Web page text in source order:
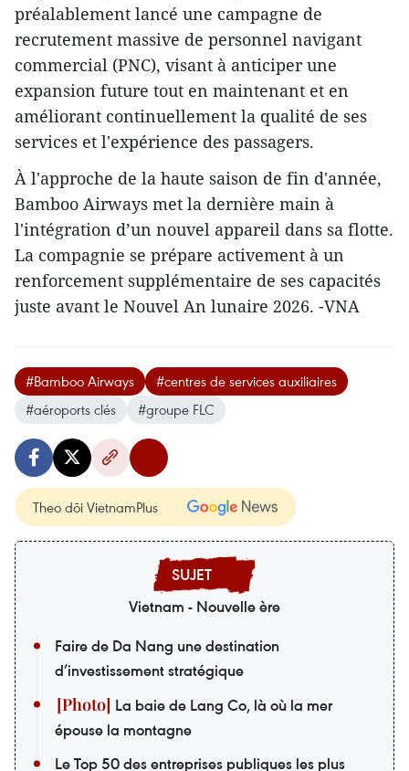
préalablement lancé une campagne de
recrutement massive de personnel navigant
commercial (PNC), visant à anticiper une
expansion future tout en maintenant et en
améliorant continuellement la qualité de ses
services et l'expérience des passagers.
À l'approche de la haute saison de fin d'année,
Bamboo Airways met la dernière main à
l'intégration d’un nouvel appareil dans sa flotte.
La compagnie se prépare activement à un
renforcement supplémentaire de ses capacités
juste avant le Nouvel An lunaire 2026. -VNA
#Bamboo Airways
#centres de services auxiliaires
#aéroports clés
#groupe FLC
Theo dõi VietnamPlus
Vietnam - Nouvelle ère
Faire de Da Nang une destination
d’investissement stratégique
La baie de Lang Co, là où la mer
épouse la montagne
Le Top 50 des entreprises publiques les plus